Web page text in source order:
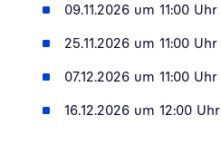
09.11.2026 um 11:00 Uhr
25.11.2026 um 11:00 Uhr
07.12.2026 um 11:00 Uhr
16.12.2026 um 12:00 Uhr